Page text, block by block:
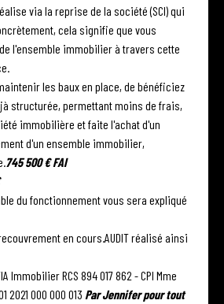
via la reprise de la société (SCI) qui
cela signifie que vous
l'ensemble immobilier à travers cette
les baux en place, de bénéficiez
structurée, permettant moins de frais,
immobilière et faite l'achat d'un
d'un ensemble immobilier,
745 500 € FAI
du fonctionnement vous sera expliqué
en cours.AUDIT réalisé ainsi
Immobilier RCS 894 017 862 - CPI Mme
2021 000 000 013 Par Jennifer pour tout